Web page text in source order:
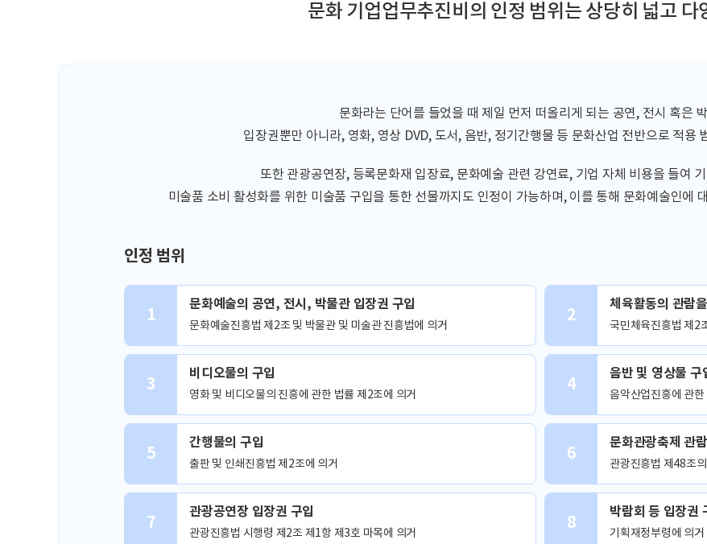
문화 기업업무추진비의 인정 범위는 상당히 넓고 다
문화라는 단어를 들었을 때 제일 먼저 떠올리게 되는 공연, 전시 혹은
입장권뿐만 아니라, 영화, 영상 DVD, 도서, 음반, 정기간행물 등 문화산업 전반으로 적용
또한 관광공연장, 등록문화재 입장료, 문화예술 관련 강연료, 기업 자체 비용을 들여
미술품 소비 활성화를 위한 미술품 구입을 통한 선물까지도 인정이 가능하며, 이를 통해 문화예술인에
인정 범위
1
문화예술의 공연, 전시, 박물관 입장권 구입
문화예술진흥법 제2조 및 박물관 및 미술관 진흥법에 의거
2
체육활동의 관람
국민체육진흥법 제2
3
비디오물의 구입
영화 및 비디오물의 진흥에 관한 법률 제2조에 의거
4
음반 및 영상물 구
음악산업진흥에 관한
5
간행물의 구입
출판 및 인쇄진흥법 제2조에 의거
6
문화관광축제 관
관광진흥법 제48조
7
관광공연장 입장권 구입
관광진흥법 시행령 제2조 제1항 제3호 마목에 의거
8
박람회 등 입장권
기획재정부령에 의거